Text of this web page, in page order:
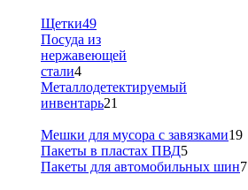
Щетки49
Посуда из
нержавеющей
стали4
Металлодетектируемый
инвентарь21
Мешки для мусора с завязками19
Пакеты в пластах ПВД5
Пакеты для автомобильных шин7